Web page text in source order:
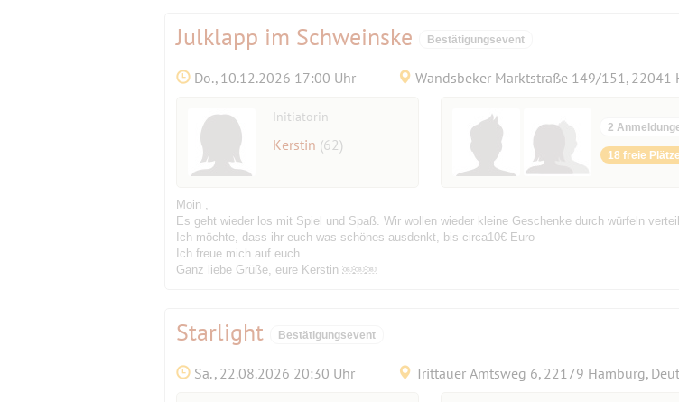
Julklapp im Schweinske Bestätigungsevent
Do., 10.12.2026 17:00 Uhr
Initiatorin
Kerstin (62)
2
18 freie Plätze
Moin ,
Es geht wieder los mit Spiel und Spaß. Wir wollen wieder kleine Geschenke durch würfeln
Ich möchte, dass ihr euch was schönes ausdenkt, bis circa10€ Euro
Ich freue mich auf euch
Ganz liebe Grüße, eure Kerstin ￼￼￼
Starlight Bestätigungsevent
Sa., 22.08.2026 20:30 Uhr Trittauer Amtsweg 6, 22179 Hamburg,